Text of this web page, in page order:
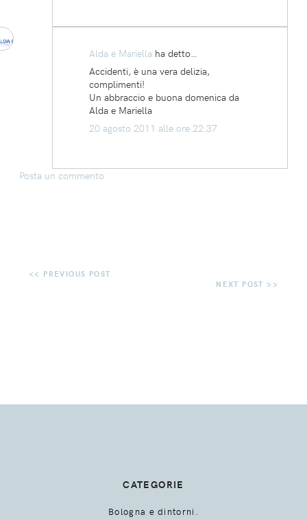
Alda e Mariella ha detto…
Accidenti, è una vera delizia,
complimenti!
Un abbraccio e buona domenica da
Alda e Mariella
20 agosto 2011 alle ore 22:37
Posta un commento
CATEGORIE
Bologna e dintorni.